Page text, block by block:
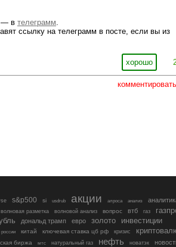
— в телеграмм
ссылку на телеграмм в посте, если вы из
хорошо
комментировать
s&p500 si usdrub акции алроса анализ
волновая разметка волновой анализ вопрос втб газ
дональд трамп евро золото инвестиции
китай ключевая ставка цб рф кризис
биржа мтс натуральный газ нефть новатэк